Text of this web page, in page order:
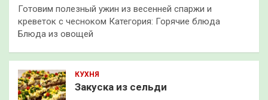
Готовим полезный ужин из весенней спаржи и
креветок с чесноком Категория: Горячие блюда
Блюда из овощей
КУХНЯ
Закуска из сельди